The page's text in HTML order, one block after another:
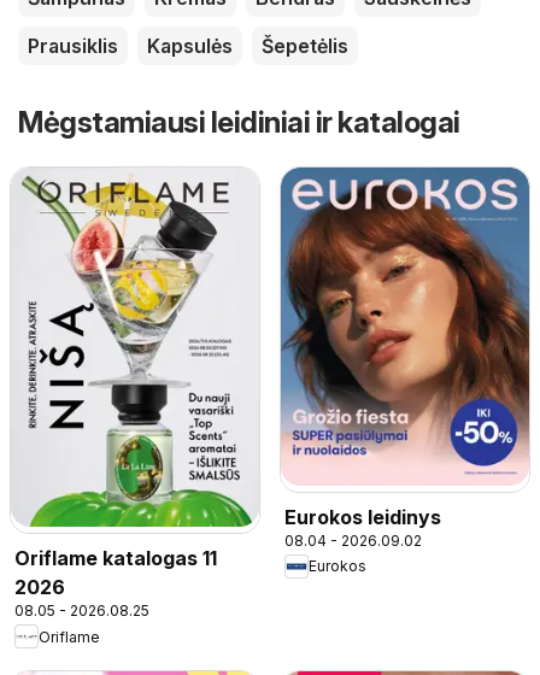
Prausiklis
Kapsulės Šepetėlis
Mėgstamiausi leidiniai ir katalogai
Oriflame katalogas 11
2026
08.05 - 2026.08.25
Oriflame
Eurokos leidinys
08.04 - 2026.09.02
Eurokos